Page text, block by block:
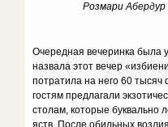
Розмари Абердур
Очередная вечеринка была
назвала этот вечер
потратила на него 60 тысяч
гостям предлагали
столам, которые буквально
яств. После обильных